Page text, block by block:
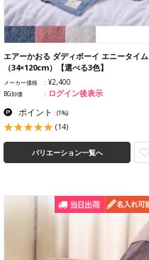
エアーかおる ダディボーイ エニータイム
（34×120cm）【選べる3色】
メーカー価格 ¥2,400
BG卸価 ログイン後表示
ポイント :(1%)
(14)
バリエーション一覧へ